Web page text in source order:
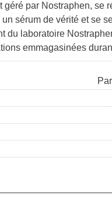
par Nostraphen,
sérum de vérité et se
du laboratoire
emmagasinées